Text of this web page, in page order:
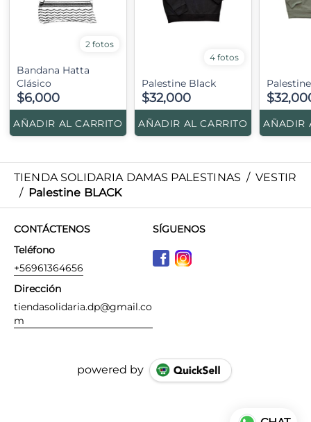
2 fotos
Bandana Hatta
Clásico
$6,000
AÑADIR AL CARRITO
4 fotos
Palestine Black
$32,000
AÑADIR AL CARRITO AÑADIR
TIENDA SOLIDARIA DAMAS PALESTINAS / VESTIR
/ Palestine BLACK
CONTÁCTENOS
Teléfono
+56961364656
Dirección
tiendasolidaria.dp@gmail.co
m
SÍGUENOS
powered by